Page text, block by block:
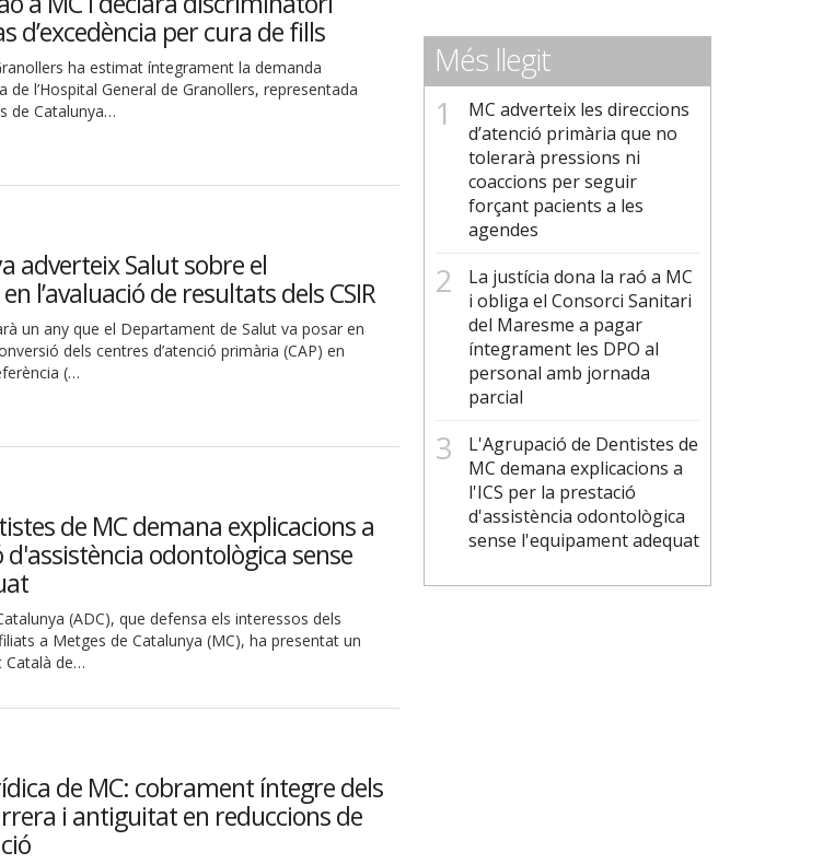
d’excedència per cura de fills
ha estimat íntegrament la demanda
l’Hospital General de Granollers, representada
de Catalunya…
adverteix Salut sobre el
l’avaluació de resultats dels CSIR
un any que el Departament de Salut va posar en
dels centres d’atenció primària (CAP) en
(…
de MC demana explicacions a
d'assistència odontològica sense
(ADC), que defensa els interessos dels
a Metges de Catalunya (MC), ha presentat un
Català de…
de MC: cobrament íntegre dels
i antiguitat en reduccions de
Més llegit
MC adverteix les direccions
d’atenció primària que no
tolerarà pressions ni
coaccions per seguir
forçant pacients a les
agendes
La justícia dona la raó a MC
i obliga el Consorci Sanitari
del Maresme a pagar
íntegrament les DPO al
personal amb jornada
parcial
L'Agrupació de Dentistes de
MC demana explicacions a
l'ICS per la prestació
d'assistència odontològica
sense l'equipament adequat